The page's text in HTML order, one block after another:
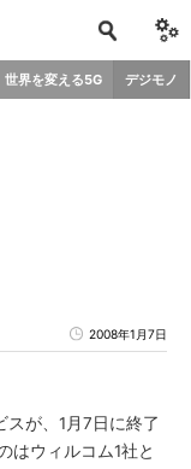
世界を変える5G デジモノ
2008年1月7日
が、1月7日に終了
はウィルコム1社と